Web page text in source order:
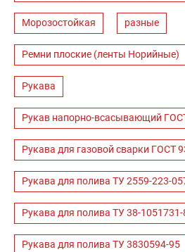
Морозостойкая разные
Ремни плоские (ленты Норийные)
Рукава
Рукав напорно-всасывающий
Рукава для газовой сварки ГОСТ
Рукава для полива ТУ 2559-223-
Рукава для полива ТУ 38-
Рукава для полива ТУ 3830594-95